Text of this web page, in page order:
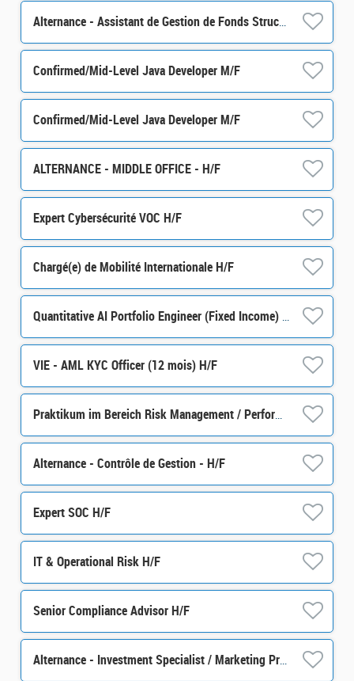
Alternance - Assistant de Gestion de Fonds Structurés - H/F
Confirmed/Mid-Level Java Developer M/F
Confirmed/Mid-Level Java Developer M/F
ALTERNANCE - MIDDLE OFFICE - H/F
Expert Cybersécurité VOC H/F
Chargé(e) de Mobilité Internationale H/F
Quantitative AI Portfolio Engineer (Fixed Income) H/F
VIE - AML KYC Officer (12 mois) H/F
Praktikum im Bereich Risk Management / Performance m/w/d
Alternance - Contrôle de Gestion - H/F
Expert SOC H/F
IT & Operational Risk H/F
Senior Compliance Advisor H/F
Alternance - Investment Specialist / Marketing Produit - H/F